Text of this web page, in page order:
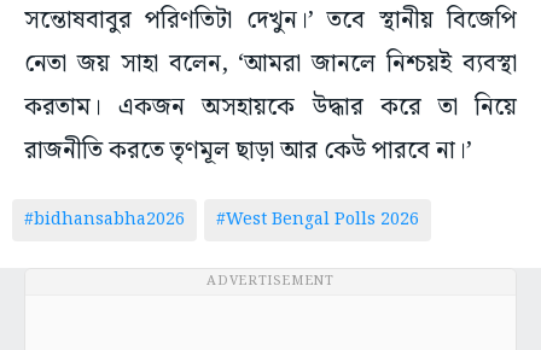
সন্তোষবাবুর পরিণতিটা দেখুন।’ তবে স্থানীয় বিজেপি
নেতা জয় সাহা বলেন, ‘আমরা জানলে নিশ্চয়ই ব্যবস্থা
করতাম। একজন অসহায়কে উদ্ধার করে তা নিয়ে
রাজনীতি করতে তৃণমূল ছাড়া আর কেউ পারবে না।’
#bidhansabha2026 #West Bengal Polls 2026
ADVERTISEMENT